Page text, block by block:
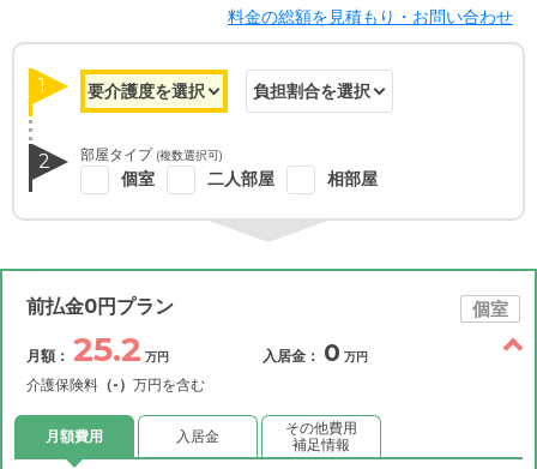
料金の総額を見積もり・お問い合わせ
1
2 部屋タイプ (複数選択可)
個室 二人部屋 相部屋
前払金0円プラン 個室
月額： 25.2 万円
介護保険料 （-） 万円を含む
入居金： 0 万円
月額費用 入居金
その他費用
補足情報